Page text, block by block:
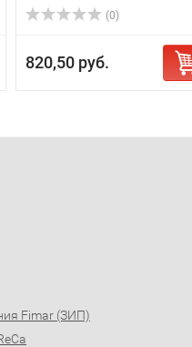
(0)
820,50 руб.
Fimar (ЗИП)